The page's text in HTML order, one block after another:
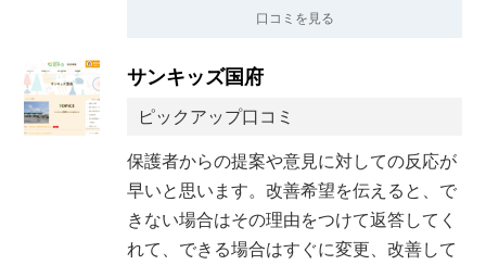
口コミを見る
サンキッズ国府
ピックアップ口コミ
保護者からの提案や意見に対しての反応が
早いと思います。改善希望を伝えると、で
きない場合はその理由をつけて返答してく
れて、できる場合はすぐに変更、改善して